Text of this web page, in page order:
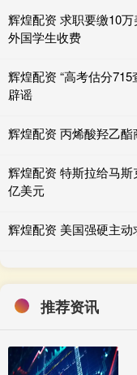
辉煌配资 求职要缴10
外国学生收费
辉煌配资 “高考估分
辟谣
辉煌配资 丙烯酸羟乙酯
辉煌配资 特斯拉给马斯
亿美元
辉煌配资 美国强硬主动
推荐资讯